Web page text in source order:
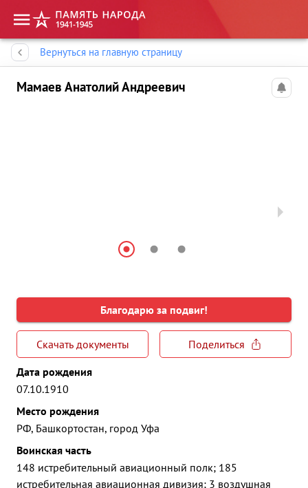
Вернуться на главную страницу
Мамаев Анатолий Андреевич
Благодарю за подвиг!
Скачать документы
Поделиться
Дата рождения
07.10.1910
Место рождения
РФ, Башкортостан, город Уфа
Воинская часть
148 истребительный авиационный полк; 185
истребительная авиационная дивизия; 3 воздушная
Память народа